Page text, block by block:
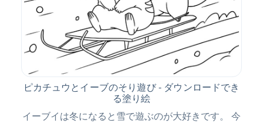
ピカチュウとイーブのそり遊び - ダウンロードでき
る塗り絵
イーブイは冬になると雪で遊ぶのが大好きです。 今